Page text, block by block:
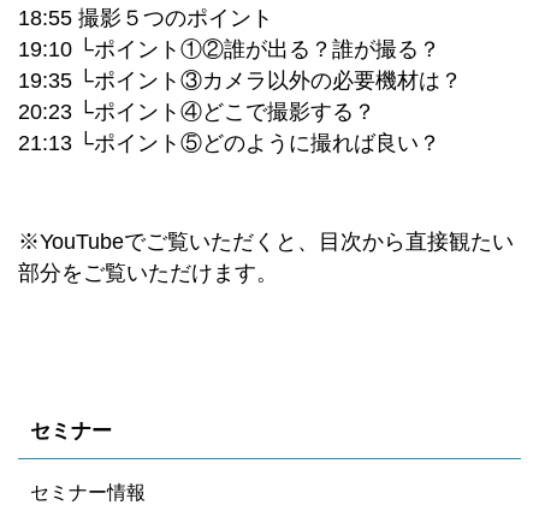
18:55 撮影５つのポイント
19:10 └ポイント①②誰が出る？誰が撮る？
19:35 └ポイント③カメラ以外の必要機材は？
20:23 └ポイント④どこで撮影する？
21:13 └ポイント⑤どのように撮れば良い？
※YouTubeでご覧いただくと、目次から直接観たい
部分をご覧いただけます。
セミナー
セミナー情報